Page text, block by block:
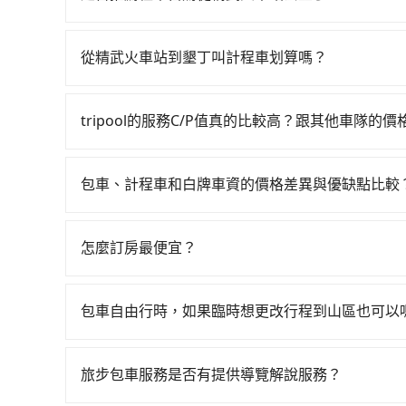
144分鐘、車費3,600元後，抵達墾丁 (屏東縣恆
擇搭乘高鐵而不預約包車，不僅每人至少額外負
租車車行，比方說星際租賃、祥運小客車租賃、
每日里程限定200~400公里，超過還會額外加收
當天要開車的親友的遊玩興緻。再者，租車地點
從精武火車站到墾丁叫計程車划算嗎？
到車，也可考慮打電話至精武火車站附近的計程
中市有些計程車司機不按錶計費，約有27%會採
tripool的服務C/P值真的比較高？跟其他車隊的價
的台灣大車隊、大都會、LINE Taxi、Uber，機
絕大多數乘客出行的最佳選擇。
包車、計程車和白牌車資的價格差異與優缺點比較
地點上車較客製化。此外，司機還會提供各種旅
無法申訴退費。
怎麼訂房最便宜？
區、價位、人數、特殊需求來搜尋適合的旅店與
就完成，事先不用電話確認空房，事後也不用告
包車自由行時，如果臨時想更改行程到山區也可以
額外的費用收取。但是，這些費用會在您下訂單
旅步包車服務是否有提供導覽解說服務？